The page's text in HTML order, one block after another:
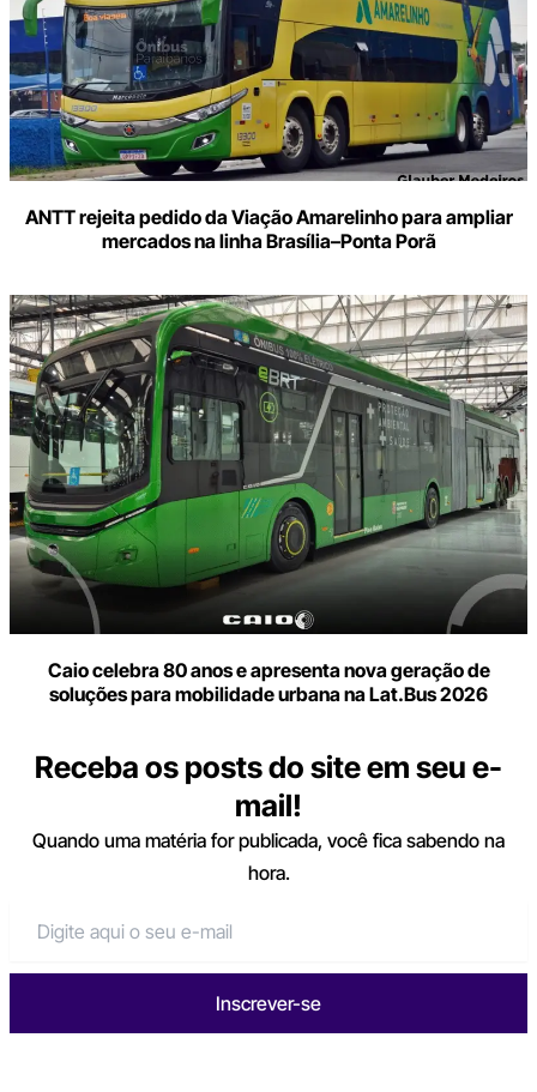
ANTT rejeita pedido da Viação Amarelinho para ampliar
mercados na linha Brasília–Ponta Porã
Caio celebra 80 anos e apresenta nova geração de
soluções para mobilidade urbana na Lat.Bus 2026
Receba os posts do site em seu e-
mail!
Quando uma matéria for publicada, você fica sabendo na
hora.
Inscrever-se